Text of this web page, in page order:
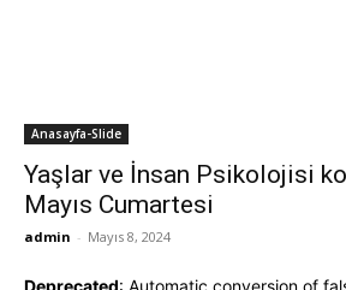
Anasayfa-Slide
Yaşlar ve İnsan Psikolojisi
Mayıs Cumartesi
admin - Mayıs 8, 2024
Deprecated: Automatic conversion of